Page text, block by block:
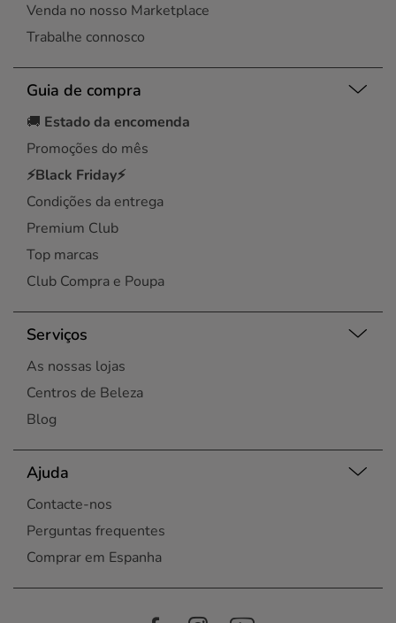
Venda no nosso Marketplace
Trabalhe connosco
Guia de compra
🚚 Estado da encomenda
Promoções do mês
⚡Black Friday⚡
Condições da entrega
Premium Club
Top marcas
Club Compra e Poupa
Serviços
As nossas lojas
Centros de Beleza
Blog
Ajuda
Contacte-nos
Perguntas frequentes
Comprar em Espanha